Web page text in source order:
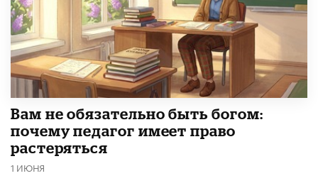
​Вам не обязательно быть богом:
почему педагог имеет право
растеряться
1 ИЮНЯ